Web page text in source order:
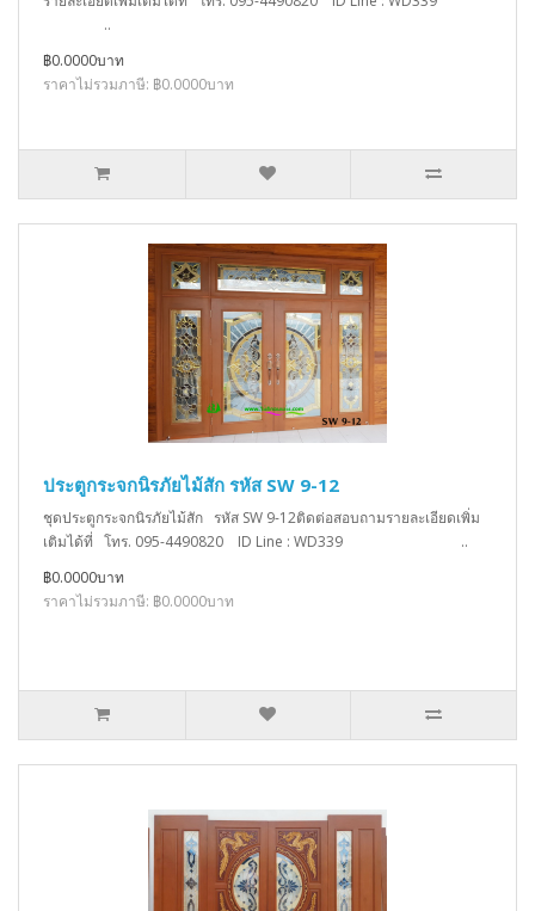
..
฿0.0000บาท
ราคาไม่รวมภาษี: ฿0.0000บาท
ประตูกระจกนิรภัยไม้สัก รหัส SW 9-12
ชุดประตูกระจกนิรภัยไม้สัก รหัส SW 9-12ติดต่อสอบถามรายละเอียดเพิ่ม
เติมได้ที่ โทร. 095-4490820 ID Line : WD339 ..
฿0.0000บาท
ราคาไม่รวมภาษี: ฿0.0000บาท